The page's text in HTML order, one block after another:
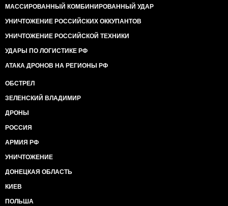
МАССИРОВАННЫЙ КОМБИНИРОВАННЫЙ УДАР
УНИЧТОЖЕНИЕ РОССИЙСКИХ ОККУПАНТОВ
УНИЧТОЖЕНИЕ РОССИЙСКОЙ ТЕХНИКИ
УДАРЫ ПО ЛОГИСТИКЕ РФ
АТАКА ДРОНОВ НА РЕГИОНЫ РФ
ОБСТРЕЛ
ЗЕЛЕНСКИЙ ВЛАДИМИР
ДРОНЫ
РОССИЯ
АРМИЯ РФ
УНИЧТОЖЕНИЕ
ДОНЕЦКАЯ ОБЛАСТЬ
КИЕВ
ПОЛЬША